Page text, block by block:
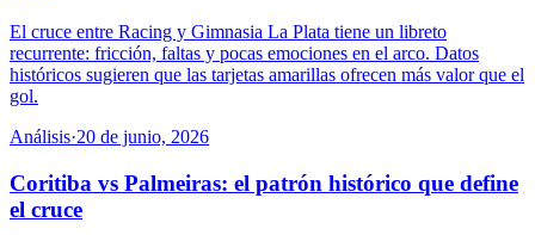
El cruce entre Racing y Gimnasia La Plata tiene un libreto
recurrente: fricción, faltas y pocas emociones en el arco. Datos
históricos sugieren que las tarjetas amarillas ofrecen más valor que el
gol.
Análisis·20 de junio, 2026
Coritiba vs Palmeiras: el patrón histórico que define
el cruce